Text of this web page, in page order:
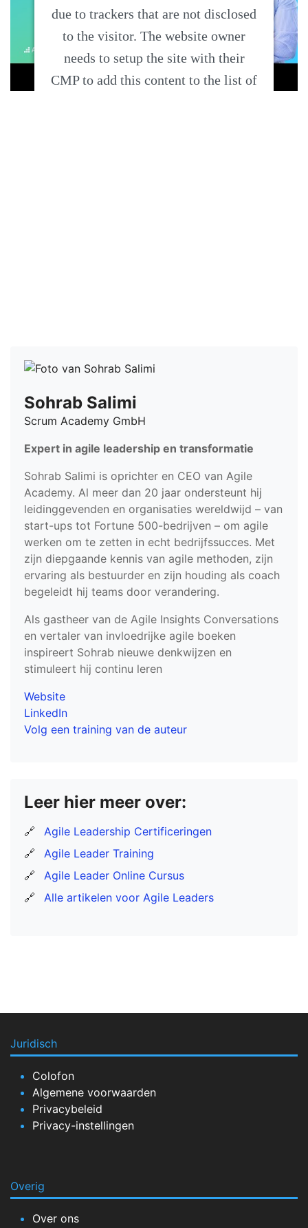
due to trackers that are not disclosed
to the visitor. The website owner
needs to setup the site with their
CMP to add this content to the list of
Sohrab Salimi
Scrum Academy GmbH
Expert in agile leadership en transformatie
Sohrab Salimi is oprichter en CEO van Agile
Academy. Al meer dan 20 jaar ondersteunt hij
leidinggevenden en organisaties wereldwijd – van
start-ups tot Fortune 500-bedrijven – om agile
werken om te zetten in echt bedrijfssucces. Met
zijn diepgaande kennis van agile methoden, zijn
ervaring als bestuurder en zijn houding als coach
begeleidt hij teams door verandering.
Als gastheer van de Agile Insights Conversations
en vertaler van invloedrijke agile boeken
inspireert Sohrab nieuwe denkwijzen en
stimuleert hij continu leren
Website
LinkedIn
Volg een training van de auteur
Leer hier meer over:
🔗
Agile Leadership Certificeringen
🔗
Agile Leader Training
🔗
Agile Leader Online Cursus
🔗
Alle artikelen voor Agile Leaders
Juridisch
Colofon
Algemene voorwaarden
Privacybeleid
Privacy-instellingen
Overig
Over ons